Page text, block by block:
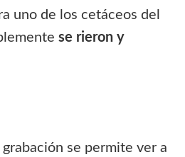
uno de los cetáceos del
se rieron y
se permite ver a